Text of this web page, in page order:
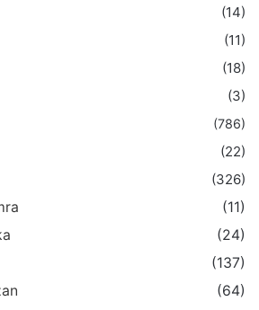
(14)
(11)
(18)
(3)
(786)
(22)
(326)
(11)
(24)
(137)
(64)